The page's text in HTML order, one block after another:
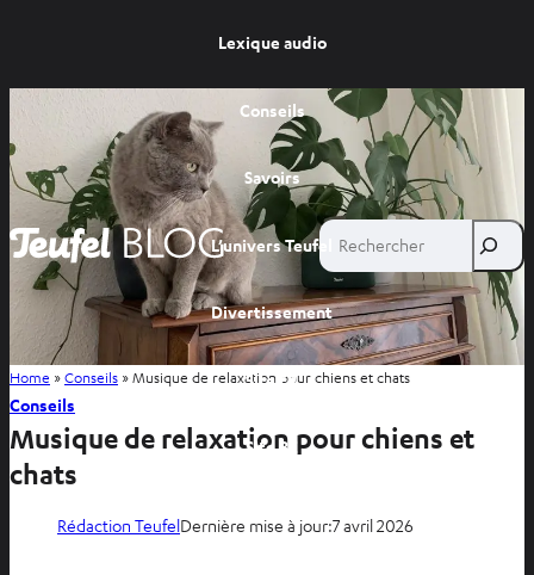
Lexique audio
Conseils
Savoirs
L’univers Teufel
Divertissement
Site FR
Site BE
Rechercher
Home »Conseils »Musique de relaxation pour chiens et chats
Conseils
Musique de relaxation pour chiens et
chats
Rédaction TeufelDernière mise à jour:7 avril 2026